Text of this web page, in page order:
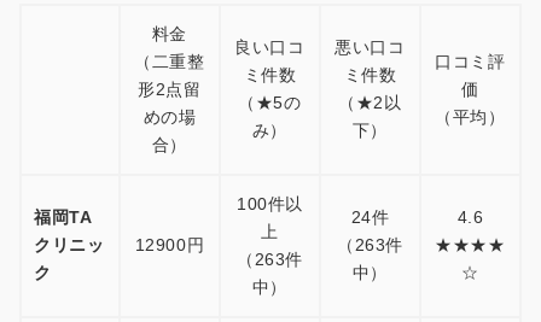
料金
（二重整
形2点留
めの場
合）
良い口コ
ミ件数
（★5の
み）
悪い口コ
ミ件数
（★2以
下）
口コミ評
価
（平均）
福岡TA
クリニッ
ク
12900円
100件以
上
（263件
中）
24件
（263件
中）
4.6
★★★★
☆